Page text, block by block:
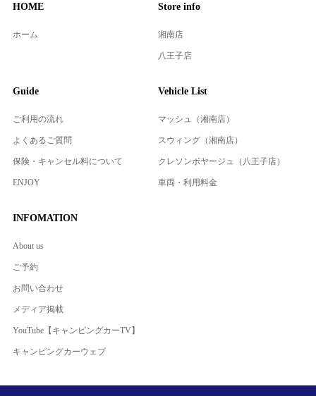
HOME
ホーム
Store info
湘南店
八王子店
Guide
ご利用の流れ
よくあるご質問
保険・キャンセル料について
ENJOY
Vehicle List
マッシュ（湘南店）
スウィング（湘南店）
クレソンボヤージュ（八王子店）
車両・利用料金
INFOMATION
About us
ご予約
お問い合わせ
メディア掲載
YouTube【キャンピングカーTV】
キャンピングカーウェブ